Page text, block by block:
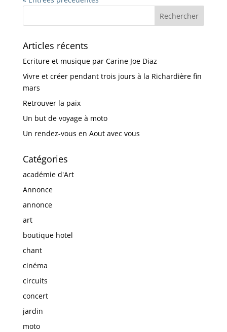
Articles récents
Ecriture et musique par Carine Joe Diaz
Vivre et créer pendant trois jours à la Richardière fin
mars
Retrouver la paix
Un but de voyage à moto
Un rendez-vous en Aout avec vous
Catégories
académie d'Art
Annonce
annonce
art
boutique hotel
chant
cinéma
circuits
concert
jardin
moto